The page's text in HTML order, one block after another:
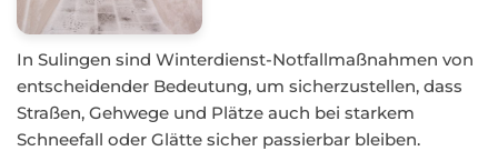
In Sulingen sind Winterdienst-Notfallmaßnahmen von
entscheidender Bedeutung, um sicherzustellen, dass
Straßen, Gehwege und Plätze auch bei starkem
Schneefall oder Glätte sicher passierbar bleiben.